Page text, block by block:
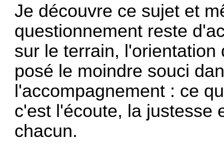
Je découvre ce sujet et
questionnement reste
sur le terrain,
posé le moindre souci
l'accompagnement : ce
c'est l'écoute, la justesse
chacun.